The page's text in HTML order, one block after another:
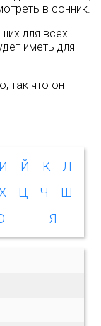
в сонник.
для всех
иметь для
так что он
И Й К
Л
Ц Ч
Ш
Я